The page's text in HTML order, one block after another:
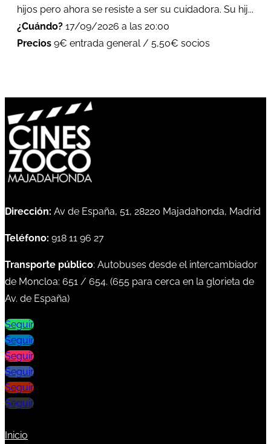
hijos pero ahora se resiste a ser su cuidadora. Su hij...
¿Cuándo? 17/09/2026 a las 20:00
Precios 9€ entrada general / 5,50€ socios
Dirección: Av de España, 51, 28220 Majadahonda, Madrid
Teléfono: 918 11 96 27
Transporte público: Autobuses desde el intercambiador
de Moncloa: 651 / 654. (655 para cerca en la glorieta de
Av. de España)
Seguir
Seguir
Seguir
Seguir
Seguir
Seguir
Inicio